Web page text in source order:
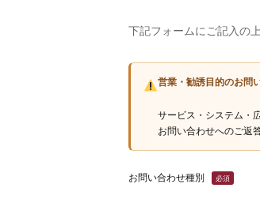
下記フォームにご記入の
営業・勧誘目的のお問
サービス・システム・
お問い合わせへのご返
お問い合わせ種別 必須